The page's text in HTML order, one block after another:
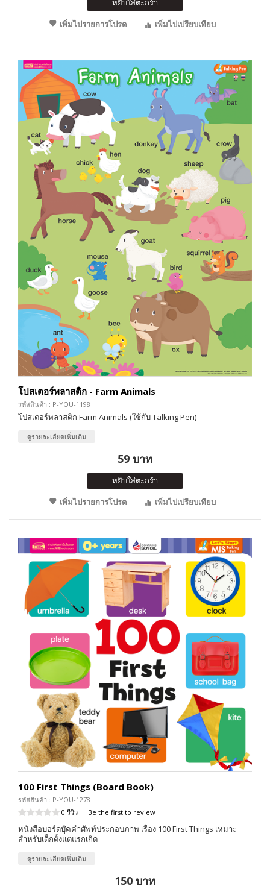
หยิบใส่ตะกร้า
เพิ่มไปรายการโปรด
เพิ่มไปเปรียบเทียบ
โปสเตอร์พลาสติก - Farm Animals
รหัสสินค้า : P-YOU-1198
โปสเตอร์พลาสติก Farm Animals (ใช้กับ Talking Pen)
ดูรายละเอียดเพิ่มเติม
59 บาท
หยิบใส่ตะกร้า
เพิ่มไปรายการโปรด
เพิ่มไปเปรียบเทียบ
100 First Things (Board Book)
รหัสสินค้า : P-YOU-1278
0 รีวิว | Be the first to review
หนังสือบอร์ดบุ๊คคำศัพท์ประกอบภาพ เรื่อง 100 First Things เหมาะ
สำหรับเด็กตั้งแต่แรกเกิด
ดูรายละเอียดเพิ่มเติม
150 บาท